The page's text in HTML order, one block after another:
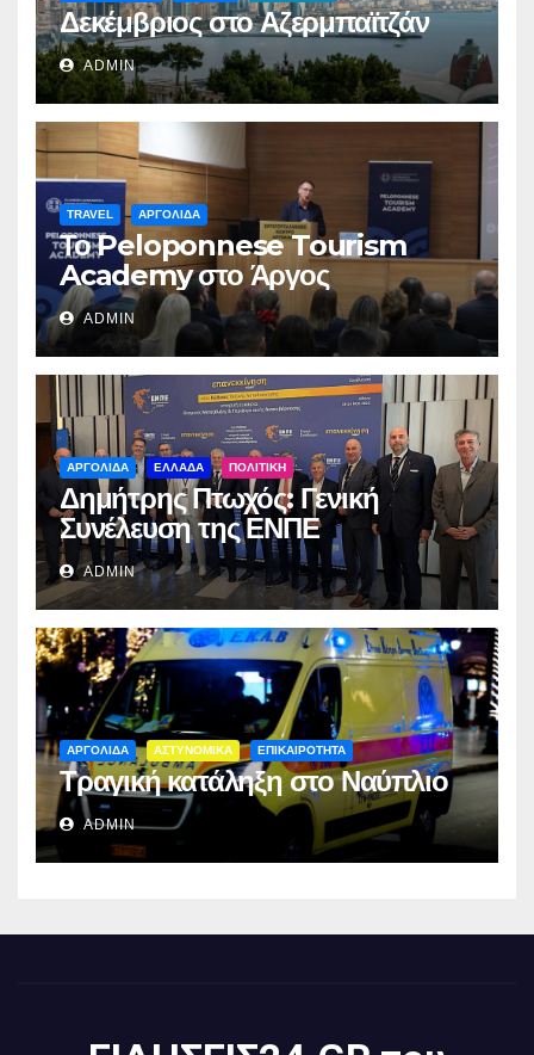
Δεκέμβριος στο Αζερμπαϊτζάν
ADMIN
TRAVEL ΑΡΓΟΛΙΔΑ
Το Peloponnese Tourism
Academy στο Άργος
ADMIN
ΑΡΓΟΛΙΔΑ ΕΛΛΑΔΑ ΠΟΛΙΤΙΚΗ
Δημήτρης Πτωχός: Γενική
Συνέλευση της ΕΝΠΕ
ADMIN
ΑΡΓΟΛΙΔΑ ΑΣΤΥΝΟΜΙΚΑ ΕΠΙΚΑΙΡΟΤΗΤΑ
Τραγική κατάληξη στο Ναύπλιο
ADMIN